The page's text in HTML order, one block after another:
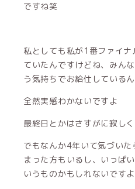
ですね笑
私としても私が1番ファイ
ていたんですけどね、みん
う気持ちでお給仕している
全然実感わかないですよ
最終日とかはさすがに寂し
でもなんか4年いて気づい
まった方もいるし、いっぱ
いうものかもしれないです